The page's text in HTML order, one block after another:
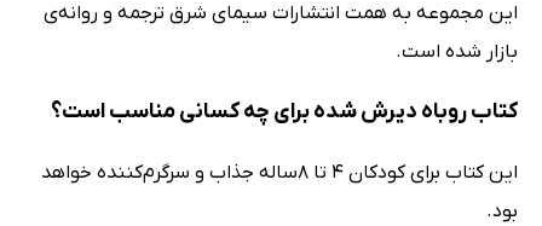
این مجموعه به همت انتشارات سیمای شرق ترجمه و روانه‌ی
بازار شده است.
کتاب روباه دیرش شده برای چه کسانی مناسب است؟
این کتاب برای کودکان 4 تا 8ساله جذاب و سرگرم‌کننده خواهد
بود.